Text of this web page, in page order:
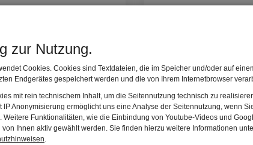
zur Nutzung.
Cookies. Cookies sind Textdateien, die im Speicher und/oder auf
Endgerätes gespeichert werden und die von Ihrem Internetbrowser
mit rein technischem Inhalt, um die Seitennutzung technisch zu
IP Anonymisierung ermöglicht uns eine Analyse der Seitennutzung, wenn
Weitere Funktionalitäten, wie die Einbindung von Youtube-Videos und
Ihnen aktiv gewählt werden. Sie finden hierzu weitere Informationen